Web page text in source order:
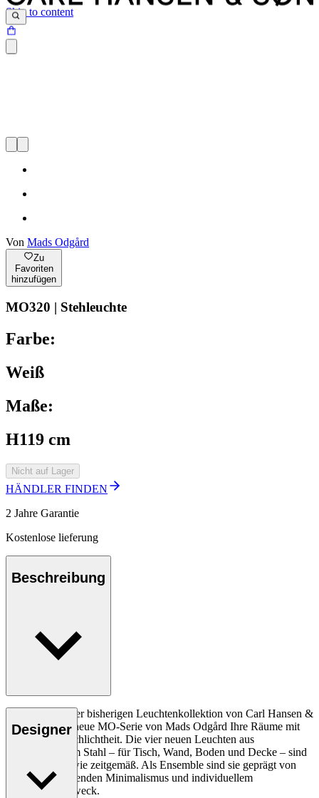
Skip to content
Von Mads Odgård
Zu
Favoriten
hinzufügen
MO320 | Stehleuchte
Farbe:
Weiß
Maße:
H119 cm
Nicht auf Lager
HÄNDLER FINDEN
2 Jahre Garantie
Kostenlose lieferung
Beschreibung
In Ergänzung der bisherigen Leuchtenkollektion von Carl Hansen &
Søn erhellt die neue MO-Serie von Mads Odgård Ihre Räume mit
Komfort und Schlichtheit. Die vier neuen Leuchten aus
pulverlackiertem Stahl – für Tisch, Wand, Boden und Decke – sind
ebenso zeitlos wie zeitgemäß. Als Ensemble sind sie geprägt von
einem ansprechenden Minimalismus und individuellem
Verwendungszweck.
Designer